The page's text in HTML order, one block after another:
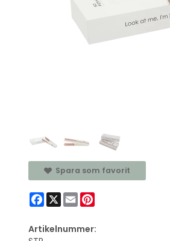
Spara som favorit
Facebook
X Email
Artikelnummer: